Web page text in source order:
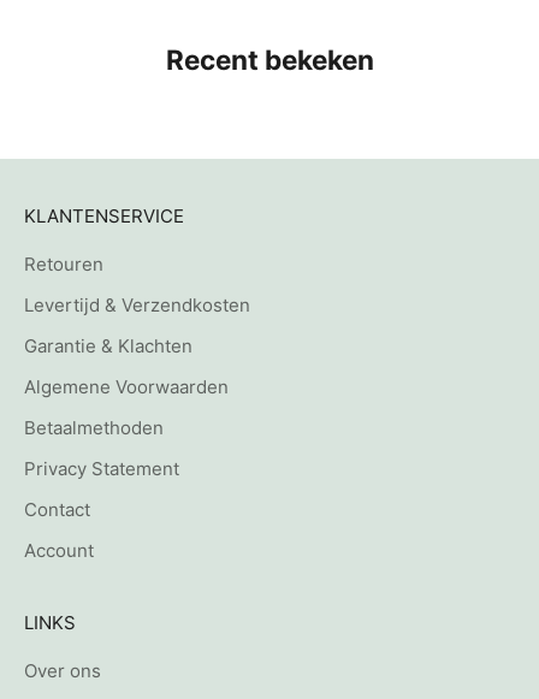
Recent bekeken
KLANTENSERVICE
Retouren
Levertijd & Verzendkosten
Garantie & Klachten
Algemene Voorwaarden
Betaalmethoden
Privacy Statement
Contact
Account
LINKS
Over ons